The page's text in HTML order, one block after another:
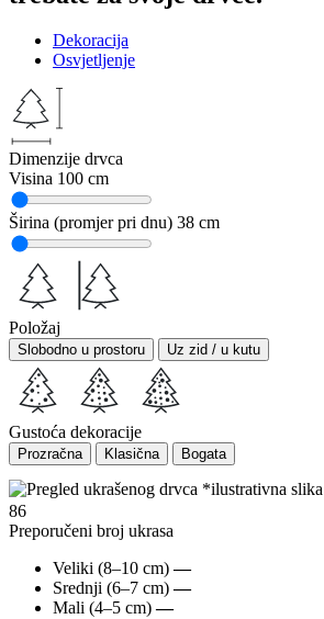
Dekoracija
Osvjetljenje
Dimenzije drvca
Visina 100 cm
Širina (promjer pri dnu) 38 cm
Položaj
Slobodno u prostoru Uz zid / u kutu
Gustoća dekoracije
Prozračna Klasična Bogata
*ilustrativna slika
86
Preporučeni broj ukrasa
Veliki (8–10 cm) —
Srednji (6–7 cm) —
Mali (4–5 cm) —